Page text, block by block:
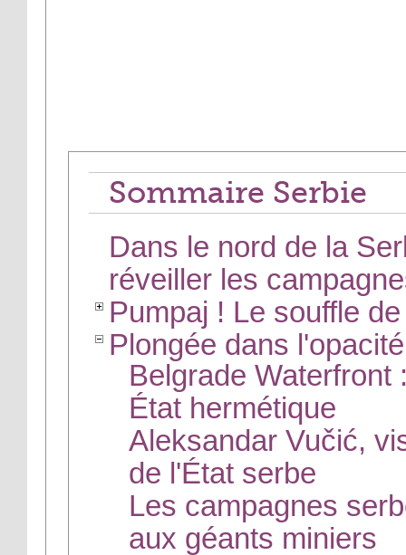
Sommaire Serbie
Dans le nord de la
réveiller les
Pumpaj ! Le souffle
Plongée dans l'opacité
Belgrade Waterfront
État hermétique
Aleksandar Vučić,
de l'État serbe
Les campagnes
aux géants miniers